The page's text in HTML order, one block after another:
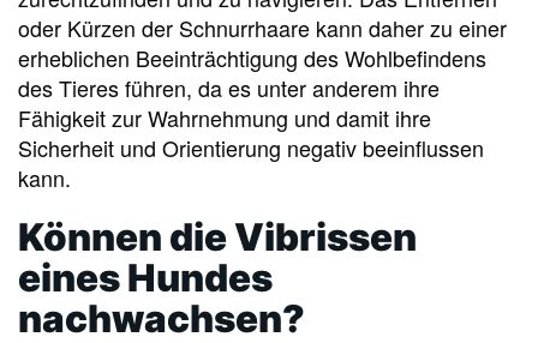
oder Kürzen der Schnurrhaare kann daher zu einer
erheblichen Beeinträchtigung des Wohlbefindens
des Tieres führen, da es unter anderem ihre
Fähigkeit zur Wahrnehmung und damit ihre
Sicherheit und Orientierung negativ beeinflussen
kann.
Können die Vibrissen
eines Hundes
nachwachsen?